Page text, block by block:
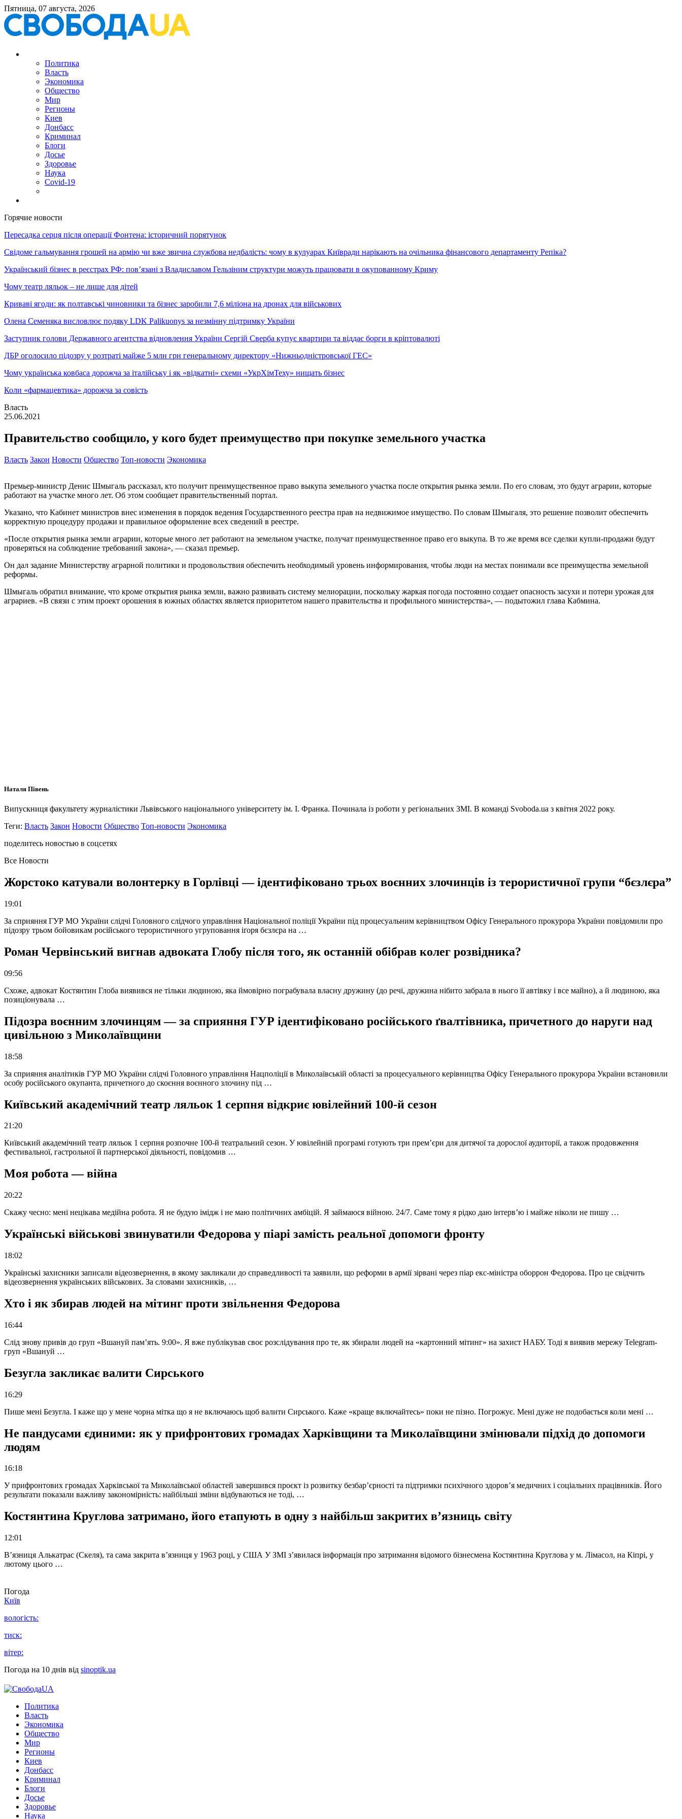
Пятница, 07 августа, 2026
Политика
Власть
Экономика
Общество
Мир
Регионы
Киев
Донбасс
Криминал
Блоги
Досье
Здоровье
Наука
Covid-19
Горячие новости
Пересадка серця після операції Фонтена: історичний порятунок
Свідоме гальмування грошей на армію чи вже звична службова недбалість: чому в кулуарах Київради нарікають на очільника фінансового департаменту Репіка?
Український бізнес в реєстрах РФ: пов’язані з Владиславом Гельзіним структури можуть працювати в окупованному Криму
Чому театр ляльок – не лише для дітей
Криваві ягоди: як полтавські чиновники та бізнес заробили 7,6 міліона на дронах для військових
Олена Семеняка висловлює подяку LDK Palikuonys за незмінну підтримку України
Заступник голови Державного агентства відновлення України Сергій Сверба купує квартири та віддає борги в кріптовалюті
ДБР оголосило підозру у розтраті майже 5 млн грн генеральному директору «Нижньодністровської ГЕС»
Чому українська ковбаса дорожча за італійську і як «відкатні» схеми «УкрХімТеху» нищать бізнес
Коли «фармацевтика» дорожча за совість
Власть
25.06.2021
Правительство сообщило, у кого будет преимущество при покупке земельного участка
Власть Закон Новости Общество Топ-новости Экономика
Премьер-министр Денис Шмыгаль рассказал, кто получит преимущественное право выкупа земельного участка после открытия рынка земли. По его словам, это будут аграрии, которые
работают на участке много лет. Об этом сообщает правительственный портал.
Указано, что Кабинет министров внес изменения в порядок ведения Государственного реестра прав на недвижимое имущество. По словам Шмыгаля, это решение позволит обеспечить
корректную процедуру продажи и правильное оформление всех сведений в реестре.
«После открытия рынка земли аграрии, которые много лет работают на земельном участке, получат преимущественное право его выкупа. В то же время все сделки купли-продажи будут
проверяться на соблюдение требований закона», — сказал премьер.
Он дал задание Министерству аграрной политики и продовольствия обеспечить необходимый уровень информирования, чтобы люди на местах понимали все преимущества земельной
реформы.
Шмыгаль обратил внимание, что кроме открытия рынка земли, важно развивать систему мелиорации, поскольку жаркая погода постоянно создает опасность засухи и потери урожая для
аграриев. «В связи с этим проект орошения в южных областях является приоритетом нашего правительства и профильного министерства», — подытожил глава Кабмина.
Наталя Півень
Випускниця факультету журналістики Львівського національного університету ім. І. Франка. Починала із роботи у регіональних ЗМІ. В команді Svoboda.ua з квітня 2022 року.
Теги: Власть Закон Новости Общество Топ-новости Экономика
поделитесь новостью в соцсетях
Все Новости
Жорстоко катували волонтерку в Горлівці — ідентифіковано трьох воєнних злочинців із терористичної групи “бєзлєра”
19:01
За сприяння ГУР МО України слідчі Головного слідчого управління Національної поліції України під процесуальним керівництвом Офісу Генерального прокурора України повідомили про
підозру трьом бойовикам російського терористичного угруповання іґоря бєзлєра на …
Роман Червінський вигнав адвоката Глобу після того, як останній обібрав колег розвідника?
09:56
Схоже, адвокат Костянтин Глоба виявився не тільки людиною, яка ймовірно пограбувала власну дружину (до речі, дружина нібито забрала в нього її автівку і все майно), а й людиною, яка
позиціонувала …
Підозра воєнним злочинцям — за сприяння ГУР ідентифіковано російського ґвалтівника, причетного до наруги над
цивільною з Миколаївщини
18:58
За сприяння аналітиків ГУР МО України слідчі Головного управління Нацполіції в Миколаївській області за процесуального керівництва Офісу Генерального прокурора України встановили
особу російського окупанта, причетного до скоєння воєнного злочину під …
Київський академічний театр ляльок 1 серпня відкриє ювілейний 100-й сезон
21:20
Київський академічний театр ляльок 1 серпня розпочне 100-й театральний сезон. У ювілейній програмі готують три прем’єри для дитячої та дорослої аудиторії, а також продовження
фестивальної, гастрольної й партнерської діяльності, повідомив …
Моя робота — війна
20:22
Скажу чесно: мені нецікава медійна робота. Я не будую імідж і не маю політичних амбіцій. Я займаюся війною. 24/7. Саме тому я рідко даю інтерв’ю і майже ніколи не пишу …
Українські військові звинуватили Федорова у піарі замість реальної допомоги фронту
18:02
Українські захисники записали відеозвернення, в якому закликали до справедливості та заявили, що реформи в армії зірвані через піар екс-міністра оборрон Федорова. Про це свідчить
відеозвернення українських військових. За словами захисників, …
Хто і як збирав людей на мітинг проти звільнення Федорова
16:44
Слід знову привів до груп «Вшануй пам’ять. 9:00». Я вже публікував своє розслідування про те, як збирали людей на «картонний мітинг» на захист НАБУ. Тоді я виявив мережу Telegram-
груп «Вшануй …
Безугла закликає валити Сирського
16:29
Пише мені Безугла. І каже що у мене чорна мітка що я не включаюсь щоб валити Сирського. Каже «краще включайтесь» поки не пізно. Погрожує. Мені дуже не подобається коли мені …
Не пандусами єдиними: як у прифронтових громадах Харківщини та Миколаївщини змінювали підхід до допомоги
людям
16:18
У прифронтових громадах Харківської та Миколаївської областей завершився проєкт із розвитку безбар’єрності та підтримки психічного здоров’я медичних і соціальних працівників. Його
результати показали важливу закономірність: найбільші зміни відбуваються не тоді, …
Костянтина Круглова затримано, його етапують в одну з найбільш закритих в’язниць світу
12:01
В’язниця Алькатрас (Скеля), та сама закрита в’язниця у 1963 році, у США У ЗМІ з’явилася інформація про затримання відомого бізнесмена Костянтина Круглова у м. Лімасол, на Кіпрі, у
лютому цього …
Погода
Київ
вологість:
тиск:
вітер:
Погода на 10 днів від sinoptik.ua
Политика
Власть
Экономика
Общество
Мир
Регионы
Киев
Донбасс
Криминал
Блоги
Досье
Здоровье
Наука